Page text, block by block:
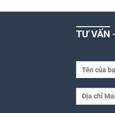
TƯ VẤN